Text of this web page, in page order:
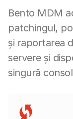
Bento MDM
patchingul,
și raportarea
servere și
singură